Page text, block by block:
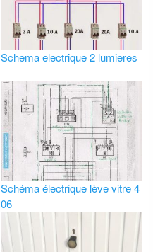
Schema electrique 2 lumieres
Schéma électrique lève vitre 4
06